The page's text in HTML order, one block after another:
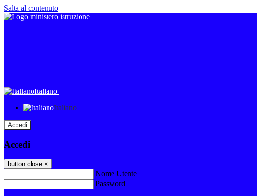
Salta al contenuto
Italiano
Italiano
Accedi
Accedi
button close ×
Nome Utente
Password